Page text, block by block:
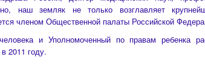
наш земляк не только возглавляет
членом Общественной палаты Российской
и Уполномоченный по правам ребенка
2011 году.